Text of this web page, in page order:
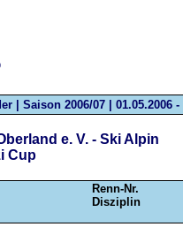
| Saison 2006/07 | 01.05.2006 -
e. V. - Ski Alpin
Cup
Renn-Nr.
Disziplin